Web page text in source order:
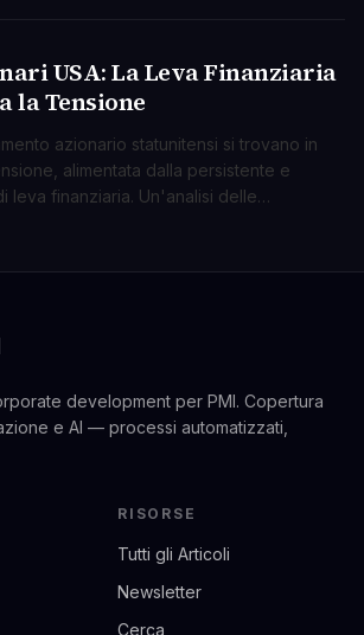
USA: La Leva Finanziaria
la Tensione
azionario statunitensi si trovano in
alimentata dalla persistente e
leva finanziaria. Un'analisi delle
development per PMI. Copertura
e AI — processi automatizzati,
RISORSE
Tutti gli Articoli
Newsletter
Cerca